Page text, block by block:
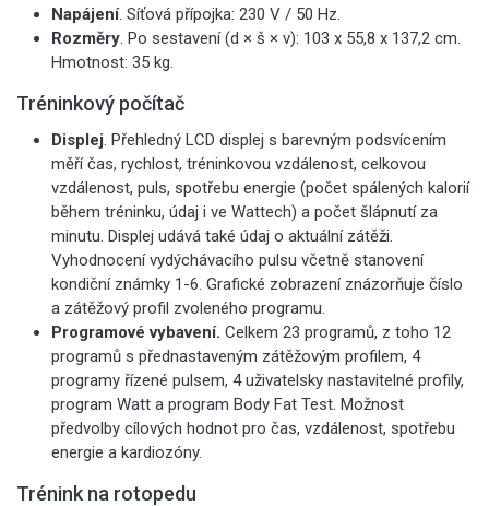
Napájení. Síťová přípojka: 230 V / 50 Hz.
Rozměry. Po sestavení (d × š × v): 103 x 55,8 x 137,2 cm.
Hmotnost: 35 kg.
Tréninkový počítač
Displej. Přehledný LCD displej s barevným podsvícením
měří čas, rychlost, tréninkovou vzdálenost, celkovou
vzdálenost, puls, spotřebu energie (počet spálených kalorií
během tréninku, údaj i ve Wattech) a počet šlápnutí za
minutu. Displej udává také údaj o aktuální zátěži.
Vyhodnocení vydýchávacího pulsu včetně stanovení
kondiční známky 1-6. Grafické zobrazení znázorňuje číslo
a zátěžový profil zvoleného programu.
Programové vybavení. Celkem 23 programů, z toho 12
programů s přednastaveným zátěžovým profilem, 4
programy řízené pulsem, 4 uživatelsky nastavitelné profily,
program Watt a program Body Fat Test. Možnost
předvolby cílových hodnot pro čas, vzdálenost, spotřebu
energie a kardiozóny.
Trénink na rotopedu